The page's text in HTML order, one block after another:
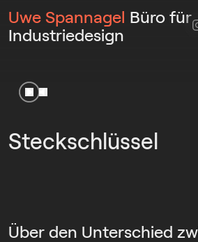
Uwe Spannagel Büro für
Industriedesign
Steckschlüssel
Über den Unterschied